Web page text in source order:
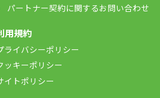
パートナー契約に関するお問い合わせ
用規約
ライバシーポリシー
ッキーポリシー
イトポリシー